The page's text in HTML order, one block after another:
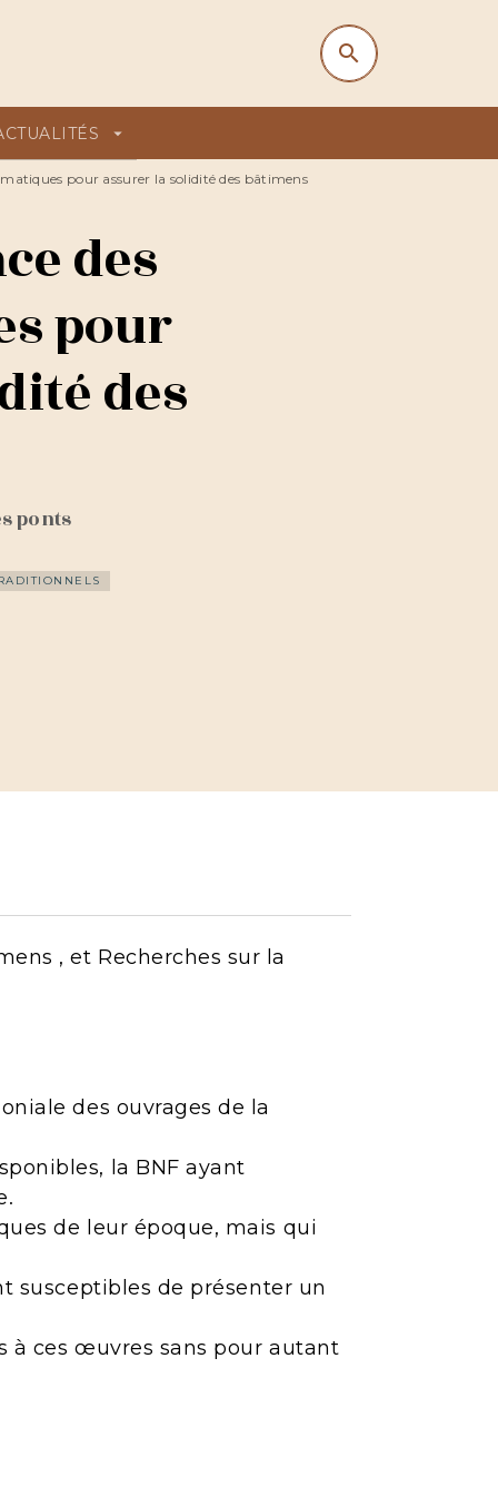
search
arrow_drop_down
search
pour assurer la solidité des bâtimens
des
pour
des
ponts
, et Recherches sur la
des ouvrages de la
la BNF ayant
de leur époque, mais qui
susceptibles de présenter un
à ces œuvres sans pour autant